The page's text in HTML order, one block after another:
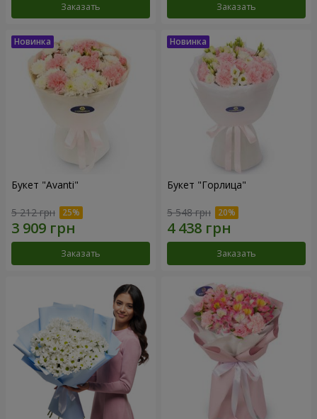
Заказать Заказать
Букет "Avanti"
5 212 грн
Заказать
Букет "Горлица"
5 548 грн
Заказать